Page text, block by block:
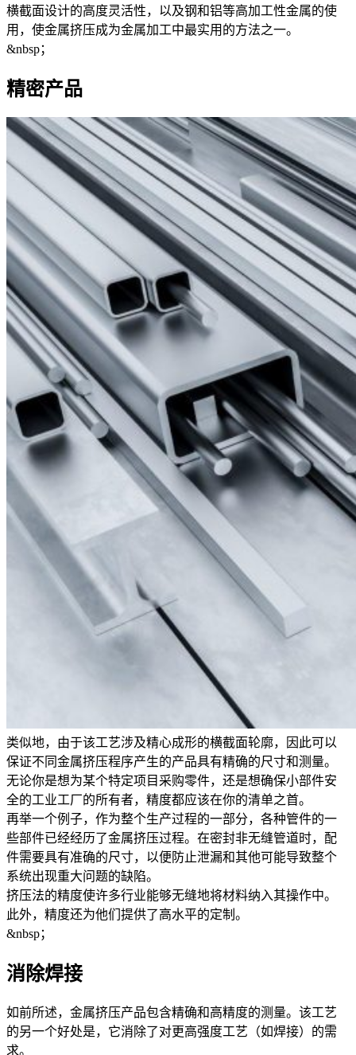
横截面设计的高度灵活性，以及钢和铝等高加工性金属的使
用，使金属挤压成为金属加工中最实用的方法之一。
&nbsp；
精密产品
类似地，由于该工艺涉及精心成形的横截面轮廓，因此可以
保证不同金属挤压程序产生的产品具有精确的尺寸和测量。
无论你是想为某个特定项目采购零件，还是想确保小部件安
全的工业工厂的所有者，精度都应该在你的清单之首。
再举一个例子，作为整个生产过程的一部分，各种管件的一
些部件已经经历了金属挤压过程。在密封非无缝管道时，配
件需要具有准确的尺寸，以便防止泄漏和其他可能导致整个
系统出现重大问题的缺陷。
挤压法的精度使许多行业能够无缝地将材料纳入其操作中。
此外，精度还为他们提供了高水平的定制。
&nbsp；
消除焊接
如前所述，金属挤压产品包含精确和高精度的测量。该工艺
的另一个好处是，它消除了对更高强度工艺（如焊接）的需
求。